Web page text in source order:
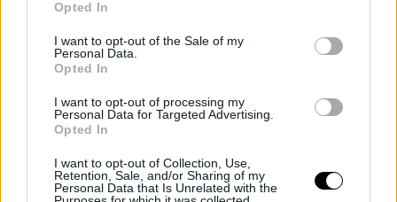
Opted In
I want to opt-out of the Sale of my
Personal Data.
Opted In
I want to opt-out of processing my
Personal Data for Targeted Advertising.
Opted In
I want to opt-out of Collection, Use,
Retention, Sale, and/or Sharing of my
Personal Data that Is Unrelated with the